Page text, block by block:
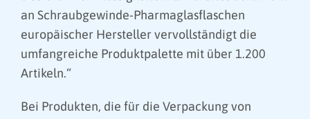
an Schraubgewinde-Pharmaglasflaschen
europäischer Hersteller vervollständigt die
umfangreiche Produktpalette mit über 1.200
Artikeln.“
Bei Produkten, die für die Verpackung von